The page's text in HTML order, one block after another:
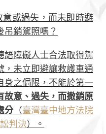
或過失，而未即時避
吊銷駕照嗎？
語障礙人士合法取得駕
，未立即避讓救護車通
身之侷限，不能於第一
故意、過失，而撤銷原
分（臺灣臺中地方法院
判決）。